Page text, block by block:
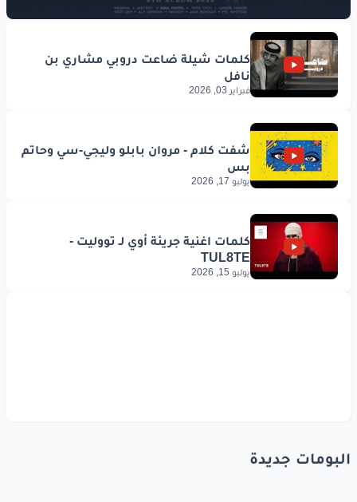
فبراير 03, 2026
يوليو 17, 2026
يوليو 15, 2026
البومات جديدة